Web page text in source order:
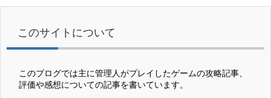
このサイトについて
このブログでは主に管理人がプレイしたゲームの攻略記事、
評価や感想についての記事を書いています。